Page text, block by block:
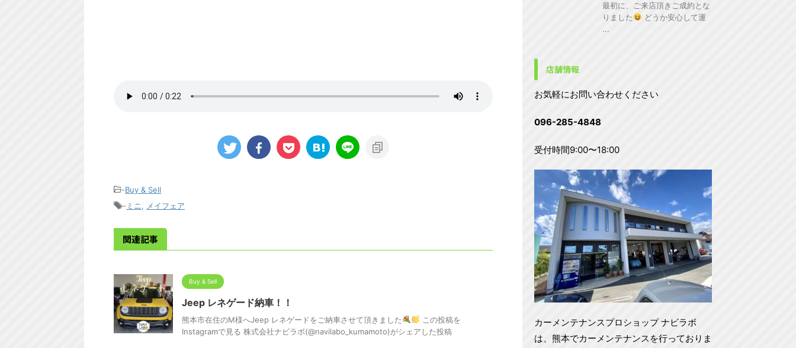
-Buy & Sell
- ミニ メイフェア
関連記事
Buy & Sell
Jeep レネゲード納車！！
熊本市在住のM様へJeep レネゲードをご納車させて頂きました
この投稿を
Instagramで見る 株式会社ナビラボ(@navilabo_kumamoto)がシェアした投稿
最初に、ご来店頂きご成約とな
りました
どうか安心して運
...
店舗情報
お気軽にお問い合わせください
096-285-4848
受付時間9:00〜18:00
カーメンテナンスプロショップ ナビラボ
は、熊本でカーメンテナンスを行っておりま